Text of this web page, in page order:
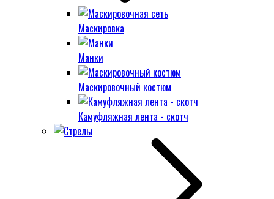
Маскировка
Манки
Маскировочный костюм
Камуфляжная лента - скотч